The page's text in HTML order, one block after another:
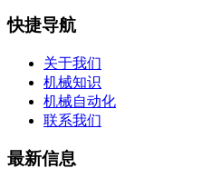
快捷导航
关于我们
机械知识
机械自动化
联系我们
最新信息